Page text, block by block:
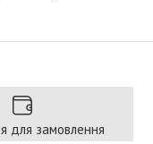
для замовлення